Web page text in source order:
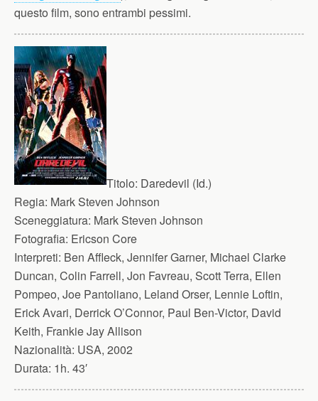
questo film, sono entrambi pessimi.
Titolo: Daredevil (Id.)
Regia: Mark Steven Johnson
Sceneggiatura: Mark Steven Johnson
Fotografia: Ericson Core
Interpreti: Ben Affleck, Jennifer Garner, Michael Clarke
Duncan, Colin Farrell, Jon Favreau, Scott Terra, Ellen
Pompeo, Joe Pantoliano, Leland Orser, Lennie Loftin,
Erick Avari, Derrick O’Connor, Paul Ben-Victor, David
Keith, Frankie Jay Allison
Nazionalità: USA, 2002
Durata: 1h. 43′